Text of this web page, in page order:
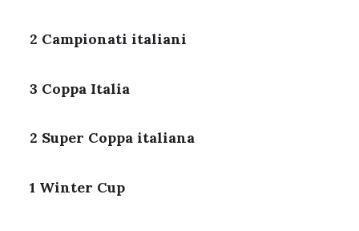
2 Campionati italiani
3 Coppa Italia
2 Super Coppa italiana
1 Winter Cup